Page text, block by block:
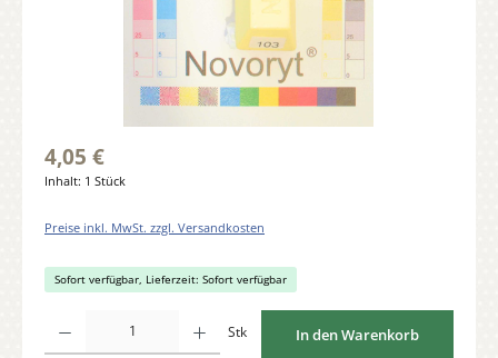
4,05 €
Inhalt: 1 Stück
Preise inkl. MwSt. zzgl. Versandkosten
Sofort verfügbar, Lieferzeit: Sofort verfügbar
Stk In den Warenkorb